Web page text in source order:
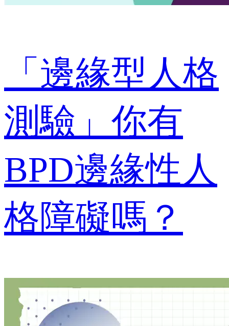
「邊緣型人格
測驗」你有
BPD邊緣性人
格障礙嗎？